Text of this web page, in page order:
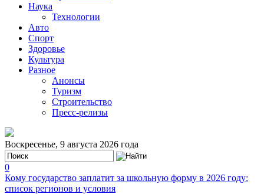
Наука
Технологии
Авто
Спорт
Здоровье
Культура
Разное
Анонсы
Туризм
Строительство
Пресс-релизы
Воскресенье, 9 августа 2026 года
0
Кому государство заплатит за школьную форму в 2026 году:
список регионов и условия